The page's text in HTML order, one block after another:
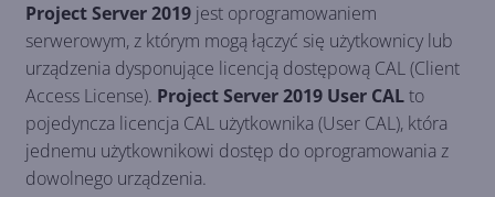
Project Server 2019 jest oprogramowaniem
serwerowym, z którym mogą łączyć się użytkownicy lub
urządzenia dysponujące licencją dostępową CAL (Client
Access License). Project Server 2019 User CALto
pojedyncza licencja CAL użytkownika (User CAL), która
jednemu użytkownikowi dostęp do oprogramowania z
dowolnego urządzenia.